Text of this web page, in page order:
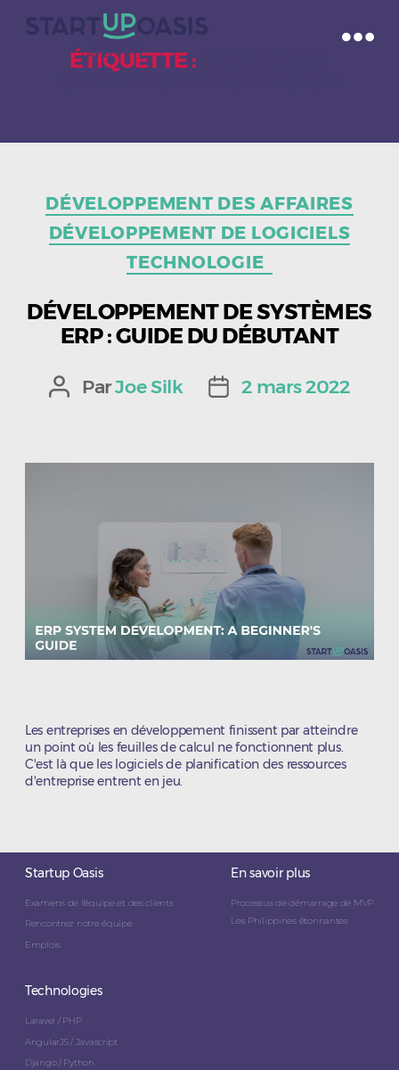
ÉTIQUETTE :
DÉVELOPPEMENT DES AFFAIRES
DÉVELOPPEMENT DE LOGICIELS
TECHNOLOGIE
DÉVELOPPEMENT DE SYSTÈMES
ERP : GUIDE DU DÉBUTANT
Auteur
ParJoe Silk
Date2 mars 2022
Les entreprises en développement finissent par atteindre
un point où les feuilles de calcul ne fonctionnent plus.
C'est là que les logiciels de planification des ressources
d'entreprise entrent en jeu.
Startup Oasis
Examens de l'équipe et des clients
Rencontrez notre équipe
Emplois
En savoir plus
Processus de démarrage de MVP
Les Philippines étonnantes
Technologies
Laravel / PHP
AngularJS / Javascript
Django / Python